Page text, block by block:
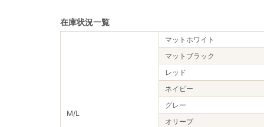
在庫状況一覧
M/L
マットホワイト
マットブラック
レッド
ネイビー
グレー
オリーブ